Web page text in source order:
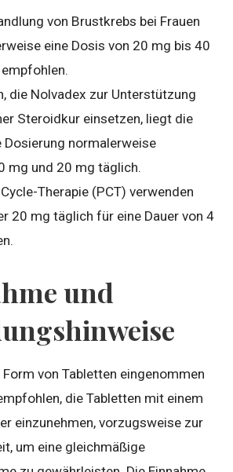
von Brustkrebs bei Frauen
eine Dosis von 20 mg bis 40
die Nolvadex zur Unterstützung
Steroidkur einsetzen, liegt die
Dosierung normalerweise
mg und 20 mg täglich.
Therapie (PCT) verwenden
20 mg täglich für eine Dauer von 4
und
von Tabletten eingenommen
die Tabletten mit einem
einzunehmen, vorzugsweise zur
um eine gleichmäßige